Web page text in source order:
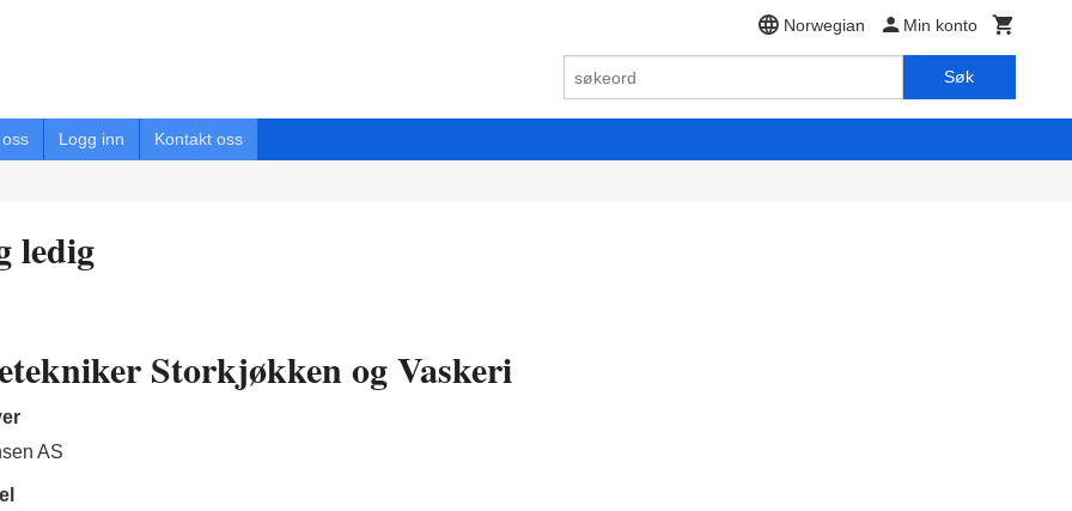
Norwegian Min konto
Søk
Logg inn Kontakt oss
ledig
Storkjøkken og Vaskeri
AS